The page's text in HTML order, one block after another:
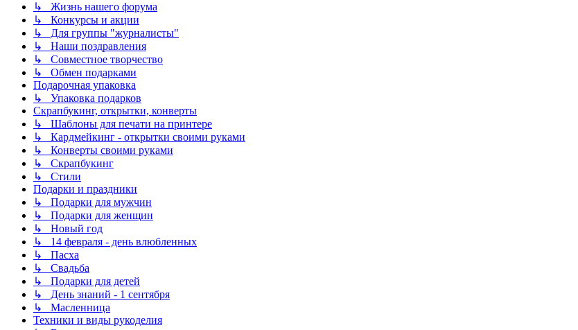
↳ Жизнь нашего форума
↳ Конкурсы и акции
↳ Для группы "журналисты"
↳ Наши поздравления
↳ Совместное творчество
↳ Обмен подарками
Подарочная упаковка
↳ Упаковка подарков
Скрапбукинг, открытки, конверты
↳ Шаблоны для печати на принтере
↳ Кардмейкинг - открытки своими руками
↳ Конверты своими руками
↳ Скрапбукинг
↳ Стили
Подарки и праздники
↳ Подарки для мужчин
↳ Подарки для женщин
↳ Новый год
↳ 14 февраля - день влюбленных
↳ Пасха
↳ Свадьба
↳ Подарки для детей
↳ День знаний - 1 сентября
↳ Масленница
Техники и виды рукоделия